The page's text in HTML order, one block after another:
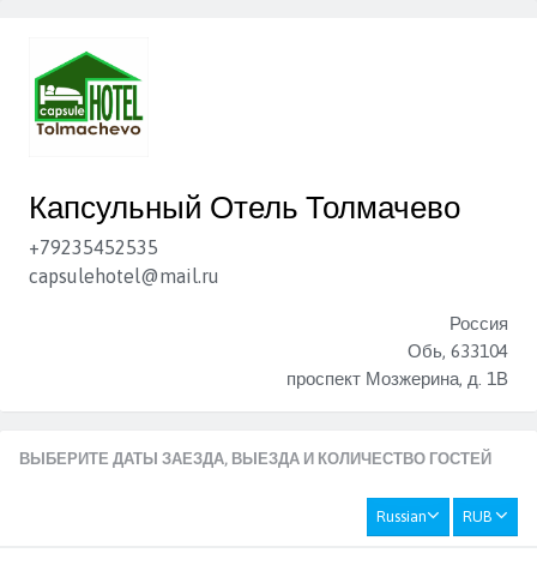
Капсульный Отель Толмачево
+79235452535
capsulehotel@mail.ru
Россия
Обь, 633104
проспект Мозжерина, д. 1В
ВЫБЕРИТЕ ДАТЫ ЗАЕЗДА, ВЫЕЗДА И КОЛИЧЕСТВО ГОСТЕЙ
Russian RUB